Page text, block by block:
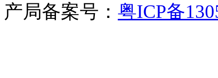
产局备案号： 粤ICP备